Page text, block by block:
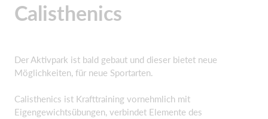
Calisthenics
Der Aktivpark ist bald gebaut und dieser bietet neue
Möglichkeiten, für neue Sportarten.
Calisthenics ist Krafttraining vornehmlich mit
Eigengewichtsübungen, verbindet Elemente des